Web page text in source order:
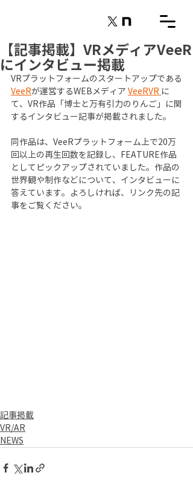
【記事掲載】VRメディアVeeR
にインタビュー掲載
VRプラットフォームのスタートアップである
VeeRが運営するWEBメディア VeeRVR に
て、VR作品「博士と万有引力のりんご」に関
するインタビュー記事が掲載されました。
同作品は、VeeRプラットフォーム上で20万
回以上の再生回数を記録し、FEATURE作品
としてピックアップされていました。作品の
世界観や制作などについて、インタビューに
答えています。よろしければ、リンク先の記
事をご覧ください。
記事掲載
VR/AR
NEWS